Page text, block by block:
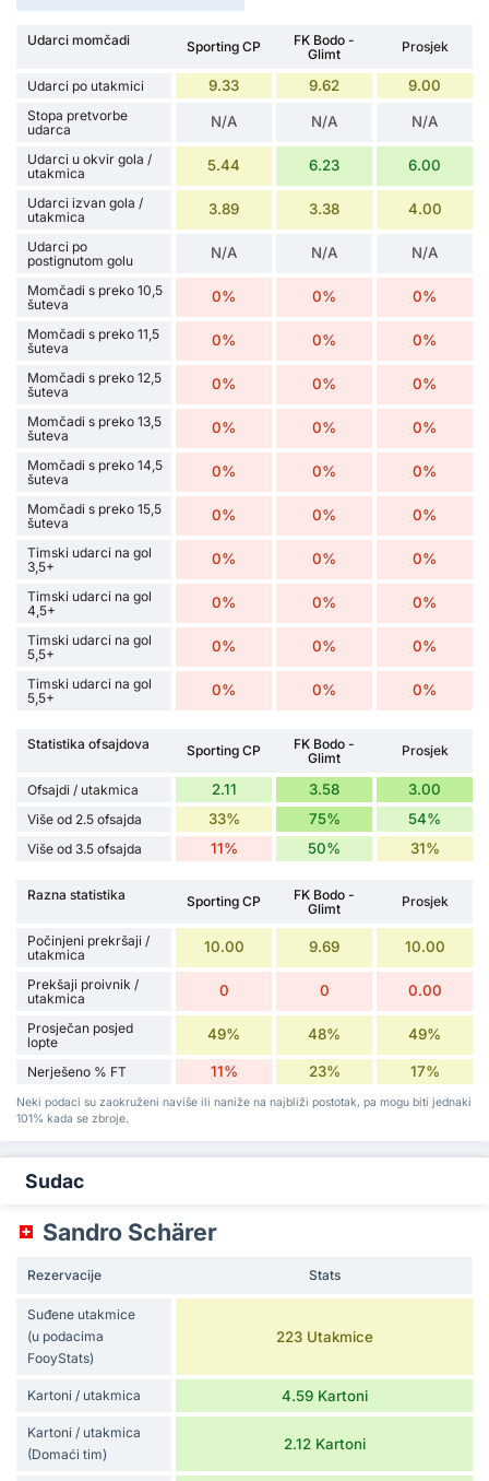
Udarci momčadi Sporting CP
FK Bodo -
Glimt
Prosjek
Udarci po utakmici 9.33 9.62 9.00
Stopa pretvorbe
udarca
N/A N/A N/A
Udarci u okvir gola /
utakmica
5.44 6.23 6.00
Udarci izvan gola /
utakmica
3.89 3.38 4.00
Udarci po
postignutom golu
N/A N/A N/A
Momčadi s preko 10,5
šuteva
0% 0% 0%
Momčadi s preko 11,5
šuteva
0% 0% 0%
Momčadi s preko 12,5
šuteva
0% 0% 0%
Momčadi s preko 13,5
šuteva
0% 0% 0%
Momčadi s preko 14,5
šuteva
0% 0% 0%
Momčadi s preko 15,5
šuteva
0% 0% 0%
Timski udarci na gol
3,5+
0% 0% 0%
Timski udarci na gol
4,5+
0% 0% 0%
Timski udarci na gol
5,5+
0% 0% 0%
Timski udarci na gol
5,5+
0% 0% 0%
Statistika ofsajdova Sporting CP
FK Bodo -
Glimt
Prosjek
Ofsajdi / utakmica 2.11 3.58 3.00
Više od 2.5 ofsajda 33% 75% 54%
Više od 3.5 ofsajda 11% 50% 31%
Razna statistika Sporting CP
FK Bodo -
Glimt
Prosjek
Počinjeni prekršaji /
utakmica
10.00 9.69 10.00
Prekšaji proivnik /
utakmica
0 0 0.00
Prosječan posjed
lopte
49% 48% 49%
Nerješeno % FT 11% 23% 17%
Neki podaci su zaokruženi naviše ili naniže na najbliži postotak, pa mogu biti jednaki
101% kada se zbroje.
Sudac
Sandro Schärer
Rezervacije Stats
Suđene utakmice
(u podacima
FooyStats)
223 Utakmice
Kartoni / utakmica 4.59 Kartoni
Kartoni / utakmica
(Domaći tim)
2.12 Kartoni